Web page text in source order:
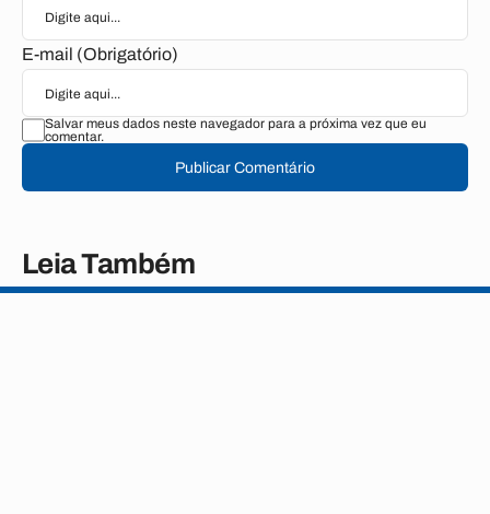
E-mail (Obrigatório)
Salvar meus dados neste navegador para a próxima vez que eu
comentar.
Publicar Comentário
Leia Também